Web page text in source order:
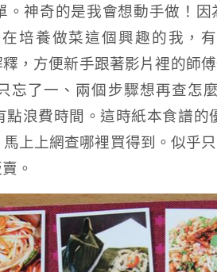
。神奇的是我會想動手做！
培養做菜這個興趣的我，
，方便新手跟著影片裡的師
忘了一、兩個步驟想再查怎
浪費時間。這時紙本食譜的
上上網查哪裡買得到。似乎
。